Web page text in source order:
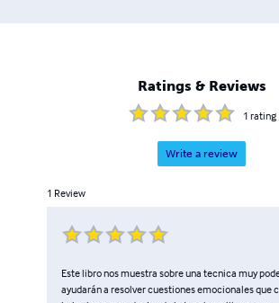
Ratings & Reviews
1 rating
Write a review
1 Review
Este libro nos muestra sobre una tecnica muy
ayudarán a resolver cuestiones emocionales que